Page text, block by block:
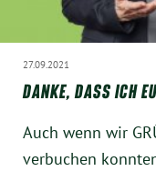
27.09.2021
DANKE, DASS ICH
Auch wenn wir
verbuchen